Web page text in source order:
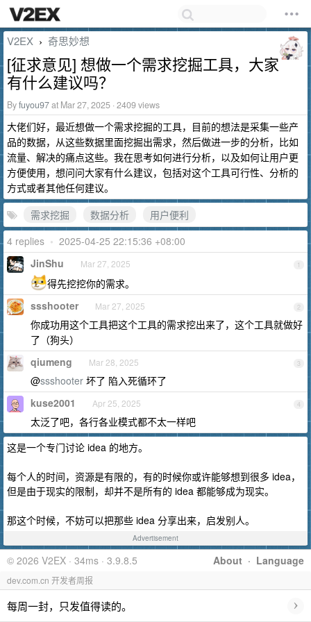
V2EX › 奇思妙想
[征求意见] 想做一个需求挖掘工具，大家
有什么建议吗？
Byfuyou97at Mar 27, 2025 · 2409 views
大佬们好，最近想做一个需求挖掘的工具，目前的想法是采集一些产
品的数据，从这些数据里面挖掘出需求，然后做进一步的分析，比如
流量、解决的痛点这些。我在思考如何进行分析，以及如何让用户更
方便使用，想问问大家有什么建议，包括对这个工具可行性、分析的
方式或者其他任何建议。
需求挖掘
数据分析
用户便利
4 replies • 2025-04-25 22:15:36 +08:00
1
JinShu Mar 27, 2025
得先挖挖你的需求。
2
ssshooter Mar 27, 2025
你成功用这个工具把这个工具的需求挖出来了，这个工具就做好
了（狗头）
3
qiumeng Mar 28, 2025
@ssshooter 坏了 陷入死循环了
4
kuse2001 Apr 25, 2025
太泛了吧，各行各业模式都不太一样吧
这是一个专门讨论 idea 的地方。
每个人的时间，资源是有限的，有的时候你或许能够想到很多 idea，
但是由于现实的限制，却并不是所有的 idea 都能够成为现实。
那这个时候，不妨可以把那些 idea 分享出来，启发别人。
Advertisement
About · Language
© 2026 V2EX · 34ms · 3.9.8.5
dev.com.cn 开发者周报
每周一封，只发值得读的。 ›